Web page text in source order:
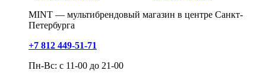
MINT — мультибрендовый магазин в центре Санкт-
Петербурга
+7 812 449-51-71
Пн-Вс: с 11-00 до 21-00